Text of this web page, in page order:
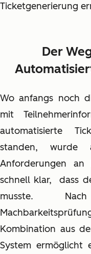
Ticketgenerierung
Der
Wo anfangs noch
mit
automatisierte
standen, wurde
Anforderungen an
schnell klar, dass
musste.
Kombination aus
System ermöglicht